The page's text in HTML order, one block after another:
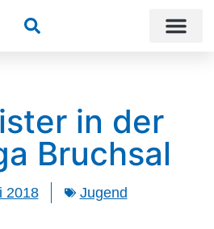
Suchen
in der
Bruchsal
2018 Jugend